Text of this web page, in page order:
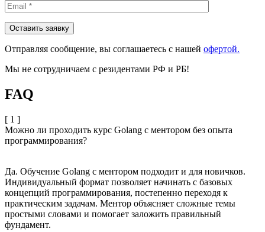
Отправляя сообщениe, вы соглашаетесь с нашей офертой.
Мы не сотрудничаем с резидентами РФ и РБ!
FAQ
[ 1 ]
Можно ли проходить курс Golang с ментором без опыта
программирования?
Да. Обучение Golang с ментором подходит и для новичков.
Индивидуальный формат позволяет начинать с базовых
концепций программирования, постепенно переходя к
практическим задачам. Ментор объясняет сложные темы
простыми словами и помогает заложить правильный
фундамент.